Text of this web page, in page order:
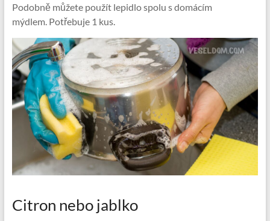
Podobně můžete použít lepidlo spolu s domácím
mýdlem. Potřebuje 1 kus.
Citron nebo jablko